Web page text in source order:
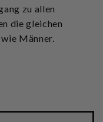
zu allen
die gleichen
Männer.